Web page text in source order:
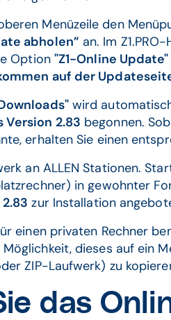
Menüzeile den
abholen” an. Im
Option "Z1-Online Update"
auf der
wird
Version 2.83 begonnen.
erhalten Sie einen
an ALLEN Stationen.
in gewohnter
zur Installation
einen privaten Rechner
dieses auf ein
ZIP-Laufwerk) zu
das